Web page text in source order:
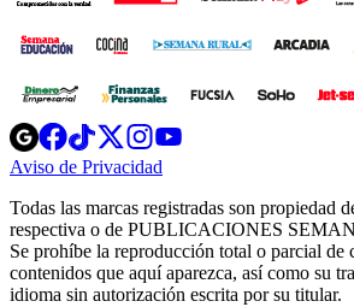
Opens
in
new
Opens
in
new
Opens
in
new
window
Opens
new
windowwindow
Aviso de Privacidad
new
window
Todas las marcas registradas son propiedad
respectiva o de PUBLICACIONES
Se prohíbe la reproducción total o parcial de
contenidos que aquí aparezca, así como su
idioma sin autorización escrita por su titular.